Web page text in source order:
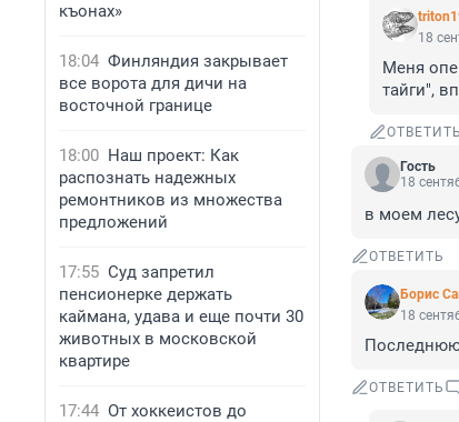
къонах»
18:04 Финляндия закрывает
все ворота для дичи на
восточной границе
18:00 Наш проект: Как
распознать надежных
ремонтников из множества
предложений
17:55 Суд запретил
пенсионерке держать
каймана, удава и еще почти 30
животных в московской
квартире
17:44 От хоккеистов до
18
Меня
тайги",
ОТВЕТИТЬ
Гость
18
в моем
ОТВЕТИТЬ
Борис
18
Последнюю
ОТВЕТИТЬ